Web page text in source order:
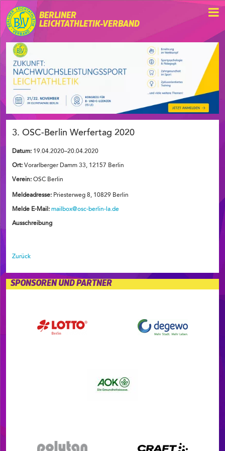
BERLINER
LEICHTATHLETIK-VERBAND
3. OSC-Berlin Werfertag 2020
Datum: 19.04.2020–20.04.2020
Ort: Vorarlberger Damm 33, 12157 Berlin
Verein: OSC Berlin
Meldeadresse: Priesterweg 8, 10829 Berlin
Melde E-Mail: mailbox@osc-berlin-la.de
Ausschreibung
Zurück
SPONSOREN UND PARTNER